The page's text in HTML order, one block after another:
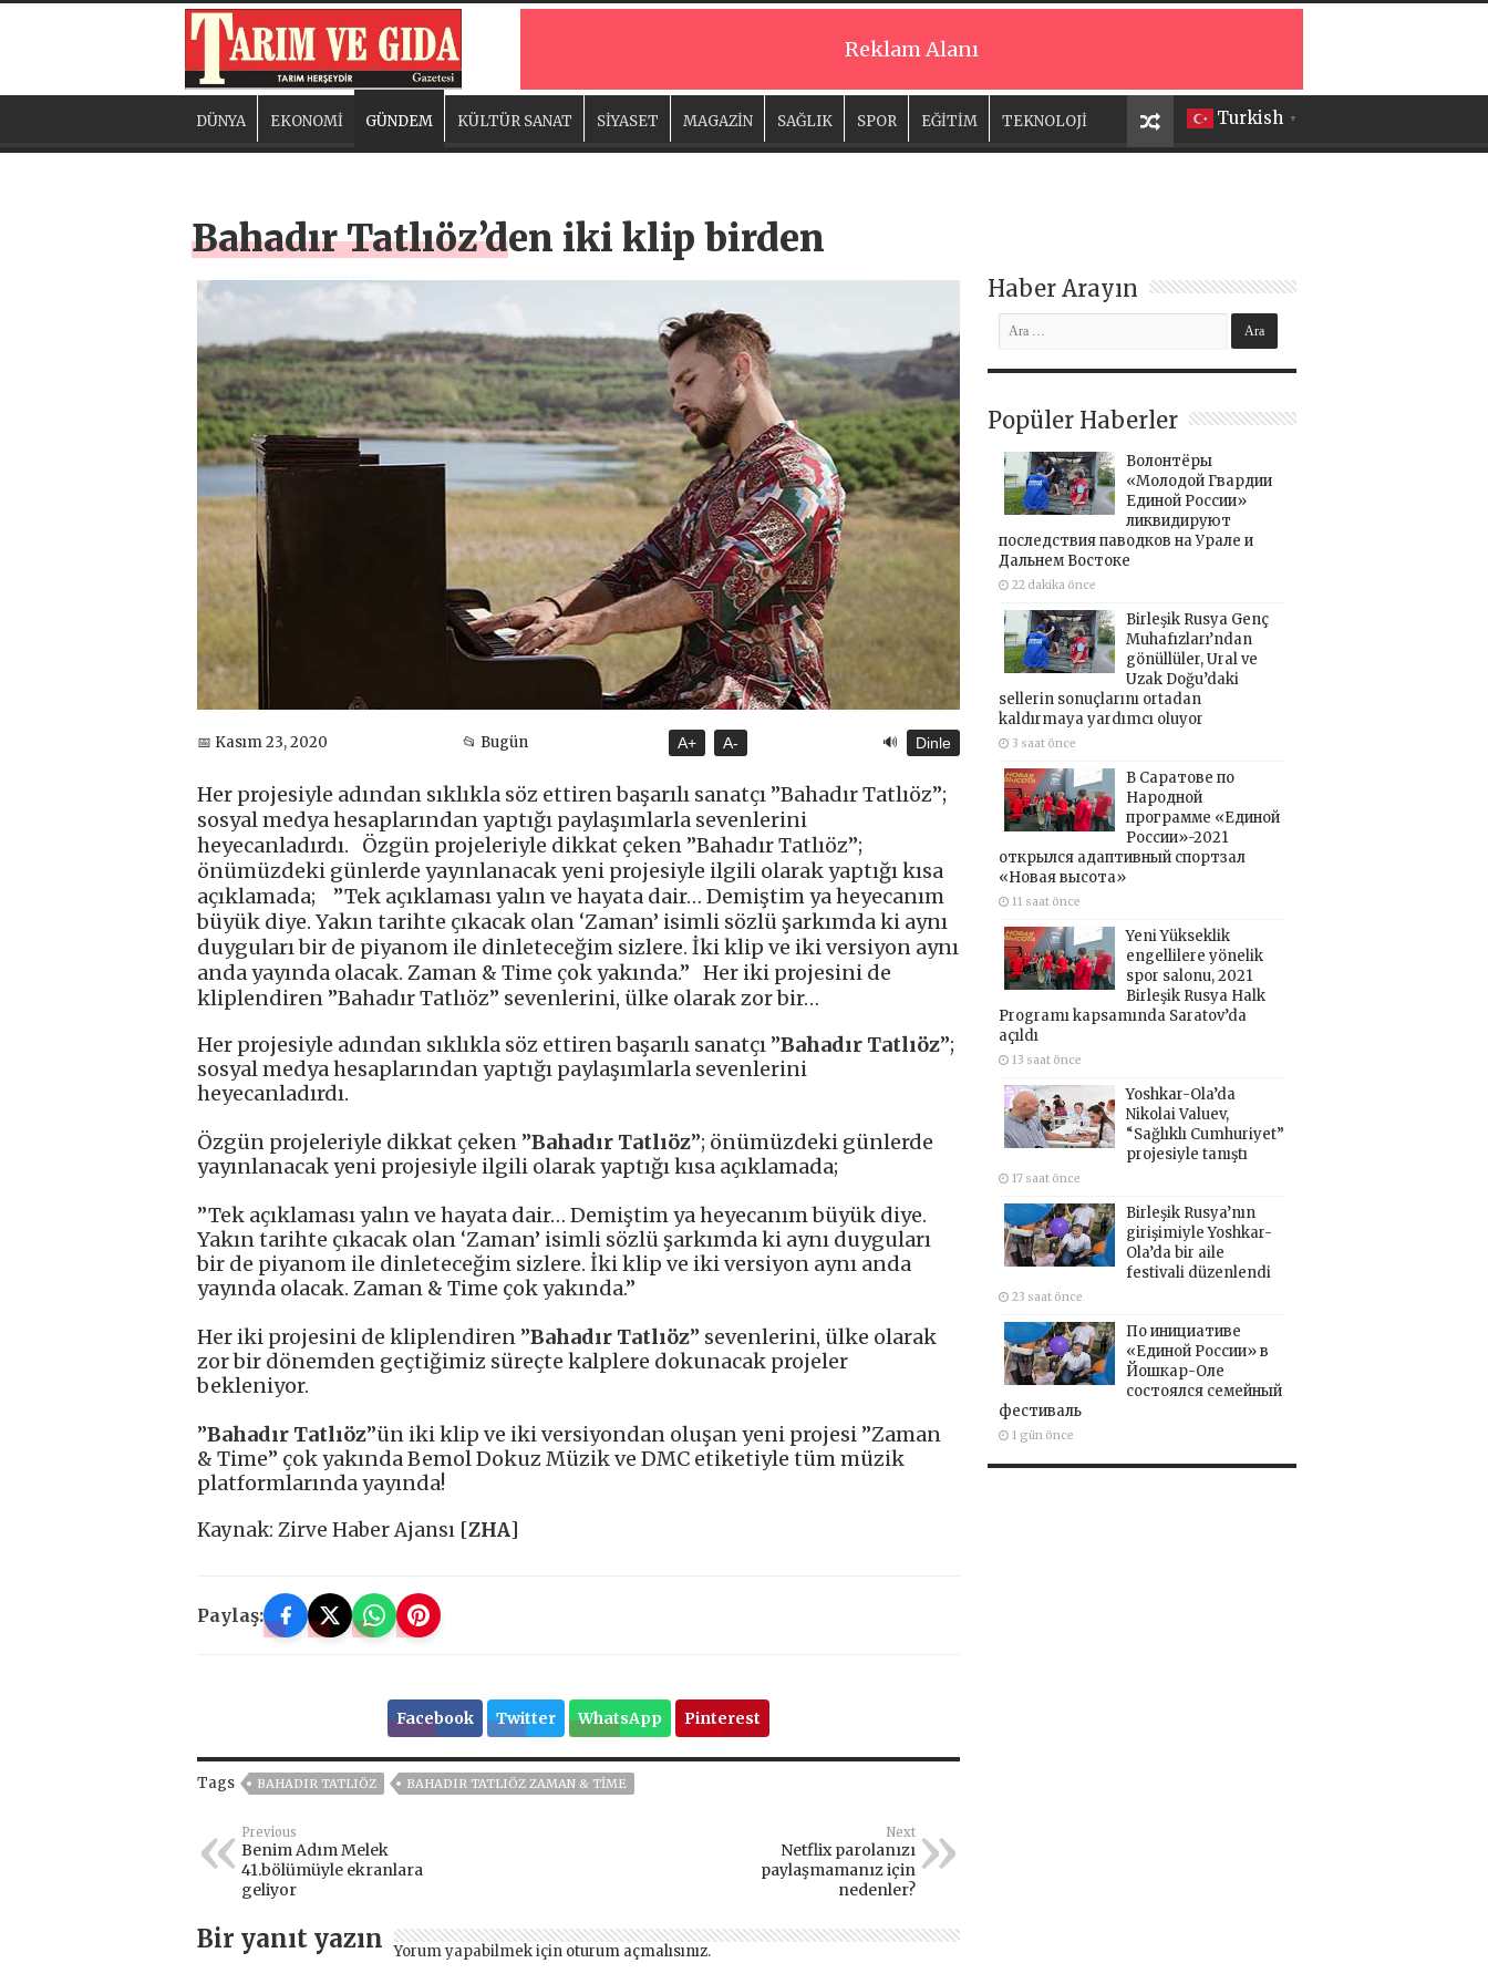
Reklam Alanı
Turkish ▼
DÜNYA EKONOMİ GÜNDEM KÜLTÜR SANAT SİYASET MAGAZİN SAĞLIK SPOR EĞİTİM TEKNOLOJİ
Bahadır Tatlıöz’den iki klip birden
📅 Kasım 23, 2020 📂 Bugün A+ A- 🔊 Dinle
Her projesiyle adından sıklıkla söz ettiren başarılı sanatçı ”Bahadır Tatlıöz”;
sosyal medya hesaplarından yaptığı paylaşımlarla sevenlerini
heyecanladırdı. Özgün projeleriyle dikkat çeken ”Bahadır Tatlıöz”;
önümüzdeki günlerde yayınlanacak yeni projesiyle ilgili olarak yaptığı kısa
açıklamada; ”Tek açıklaması yalın ve hayata dair… Demiştim ya heyecanım
büyük diye. Yakın tarihte çıkacak olan ‘Zaman’ isimli sözlü şarkımda ki aynı
duyguları bir de piyanom ile dinleteceğim sizlere. İki klip ve iki versiyon aynı
anda yayında olacak. Zaman & Time çok yakında.” Her iki projesini de
kliplendiren ”Bahadır Tatlıöz” sevenlerini, ülke olarak zor bir…
Her projesiyle adından sıklıkla söz ettiren başarılı sanatçı ”Bahadır Tatlıöz”;
sosyal medya hesaplarından yaptığı paylaşımlarla sevenlerini
heyecanladırdı.
Özgün projeleriyle dikkat çeken ”Bahadır Tatlıöz”; önümüzdeki günlerde
yayınlanacak yeni projesiyle ilgili olarak yaptığı kısa açıklamada;
”Tek açıklaması yalın ve hayata dair… Demiştim ya heyecanım büyük diye.
Yakın tarihte çıkacak olan ‘Zaman’ isimli sözlü şarkımda ki aynı duyguları
bir de piyanom ile dinleteceğim sizlere. İki klip ve iki versiyon aynı anda
yayında olacak. Zaman & Time çok yakında.”
Her iki projesini de kliplendiren ”Bahadır Tatlıöz” sevenlerini, ülke olarak
zor bir dönemden geçtiğimiz süreçte kalplere dokunacak projeler
bekleniyor.
”Bahadır Tatlıöz”ün iki klip ve iki versiyondan oluşan yeni projesi ”Zaman
& Time” çok yakında Bemol Dokuz Müzik ve DMC etiketiyle tüm müzik
platformlarında yayında!
Kaynak: Zirve Haber Ajansı [ZHA]
Paylaş:
Facebook Twitter WhatsApp Pinterest
Tags BAHADIR TATLIÖZ BAHADIR TATLIÖZ ZAMAN & TIME
Previous
Benim Adım Melek
41.bölümüyle ekranlara
geliyor
Next
Netflix parolanızı
paylaşmamanız için
nedenler?
Bir yanıt yazın Yorum yapabilmek için oturum açmalısınız.
Haber Arayın
Popüler Haberler
Волонтёры
«Молодой Гвардии
Единой России»
ликвидируют
последствия паводков на Урале и
Дальнем Востоке
22 dakika önce
Birleşik Rusya Genç
Muhafızları’ndan
gönüllüler, Ural ve
Uzak Doğu’daki
sellerin sonuçlarını ortadan
kaldırmaya yardımcı oluyor
3 saat önce
В Саратове по
Народной
программе «Единой
России»-2021
открылся адаптивный спортзал
«Новая высота»
11 saat önce
Yeni Yükseklik
engellilere yönelik
spor salonu, 2021
Birleşik Rusya Halk
Programı kapsamında Saratov’da
açıldı
13 saat önce
Yoshkar-Ola’da
Nikolai Valuev,
“Sağlıklı Cumhuriyet”
projesiyle tanıştı
17 saat önce
Birleşik Rusya’nın
girişimiyle Yoshkar-
Ola’da bir aile
festivali düzenlendi
23 saat önce
По инициативе
«Единой России» в
Йошкар-Оле
состоялся семейный
фестиваль
1 gün önce